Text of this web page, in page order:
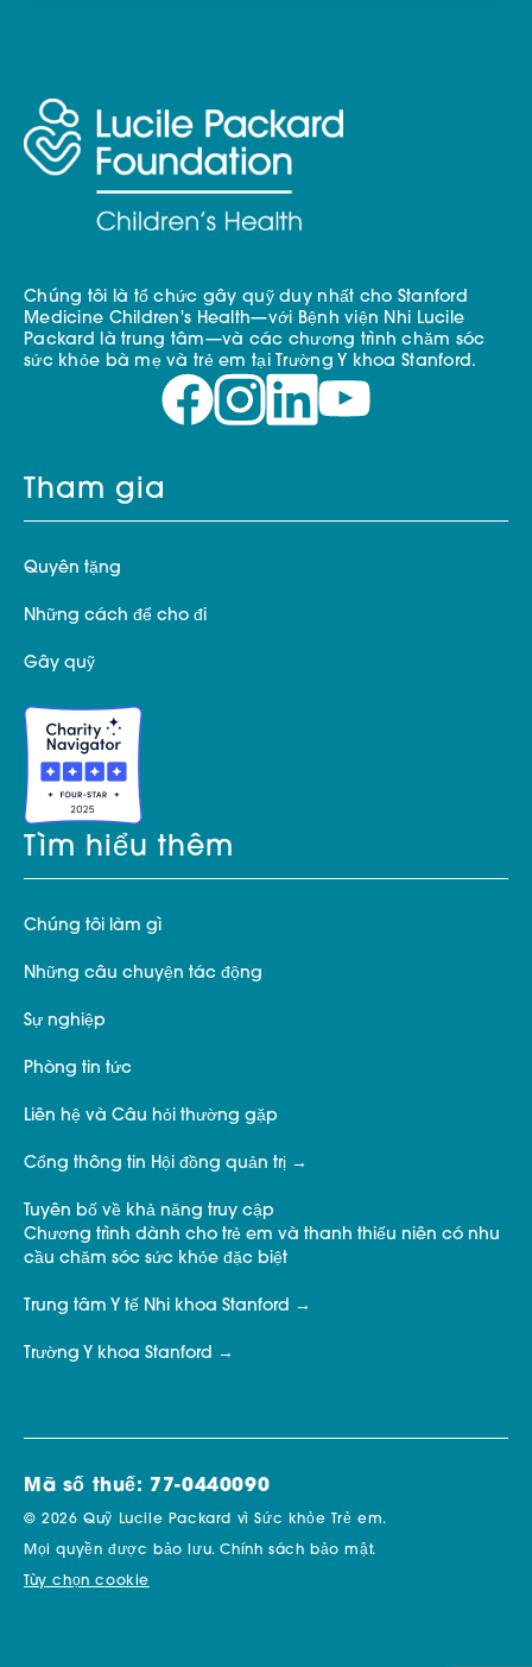
Chúng tôi là tổ chức gây quỹ duy nhất cho Stanford
Medicine Children's Health—với Bệnh viện Nhi Lucile
Packard là trung tâm—và các chương trình chăm sóc
sức khỏe bà mẹ và trẻ em tại Trường Y khoa Stanford.
Tham gia
Quyên tặng
Những cách để cho đi
Gây quỹ
Tìm hiểu thêm
Chúng tôi làm gì
Những câu chuyện tác động
Sự nghiệp
Phòng tin tức
Liên hệ và Câu hỏi thường gặp
Cổng thông tin Hội đồng quản trị
Tuyên bố về khả năng truy cập
Chương trình dành cho trẻ em và thanh thiếu niên có nhu
cầu chăm sóc sức khỏe đặc biệt
Trung tâm Y tế Nhi khoa Stanford
Trường Y khoa Stanford
Mã số thuế: 77-0440090
© 2026 Quỹ Lucile Packard vì Sức khỏe Trẻ em.
Mọi quyền được bảo lưu.Chính sách bảo mật.
Tùy chọn cookie